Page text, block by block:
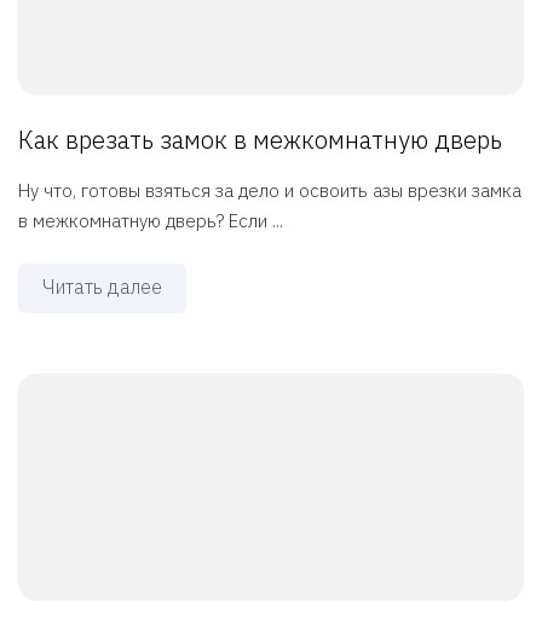
Как врезать замок в межкомнатную дверь
Ну что, готовы взяться за дело и освоить азы врезки замка
в межкомнатную дверь? Если ...
Читать далее